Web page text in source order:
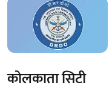
कोलकाता सिटी